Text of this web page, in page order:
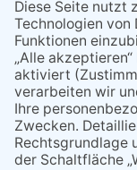
11.03.2026
04.02.2026
04.02.2026